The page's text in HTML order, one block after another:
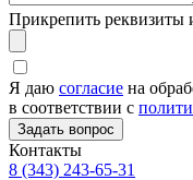
Прикрепить реквизиты
Я даю согласие на
в соответствии с
Контакты
8 (343) 243-65-31